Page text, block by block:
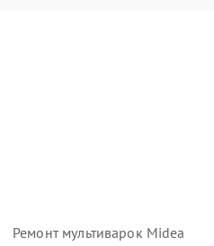
Ремонт мультиварок Midea